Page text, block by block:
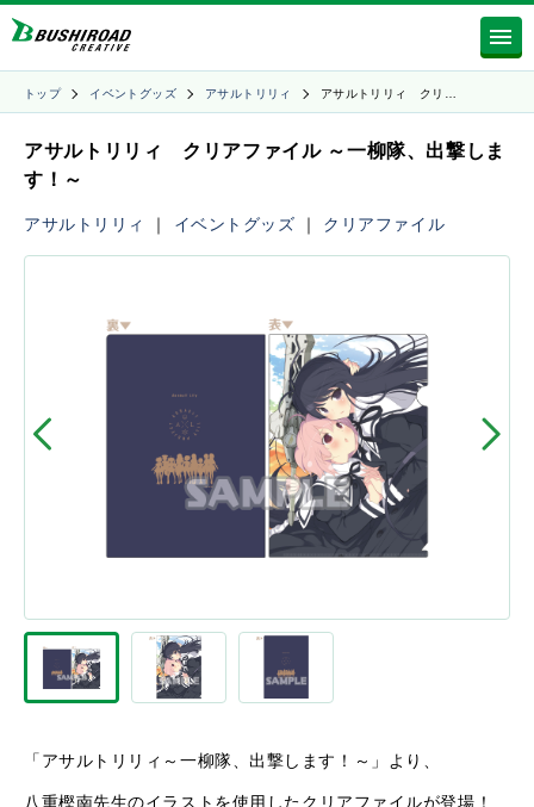
トップ イベントグッズ アサルトリリィ アサルトリリィ クリ…
アサルトリリィ クリアファイル ～一柳隊、出撃しま
す！～
アサルトリリィ ｜ イベントグッズ ｜ クリアファイル
「アサルトリリィ～一柳隊、出撃します！～」より、
八重樫南先生のイラストを使用したクリアファイルが登場！